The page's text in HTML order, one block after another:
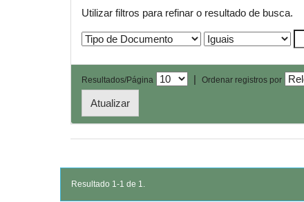
Utilizar filtros para refinar o resultado de busca.
Resultados/Página | Ordenar registros por
Resultado 1-1 de 1.